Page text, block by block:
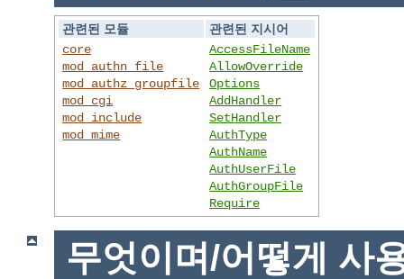
관련된 모듈
관련된 지시어
core
mod_authn_file
mod_authz_groupfile
mod_cgi
mod_include
mod_mime
AccessFileName
AllowOverride
Options
AddHandler
SetHandler
AuthType
AuthName
AuthUserFile
AuthGroupFile
Require
무엇이며/어떻게 사